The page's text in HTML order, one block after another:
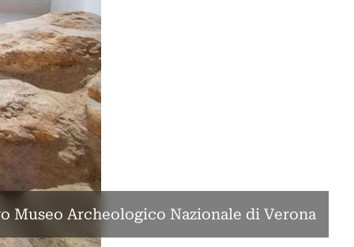
Museo Archeologico Nazionale di Verona